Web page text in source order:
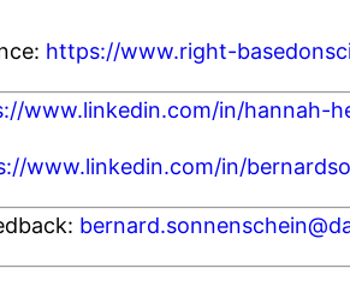
https://www.right-
www.linkedin.com/in/hannah-
www.linkedin.com/in/